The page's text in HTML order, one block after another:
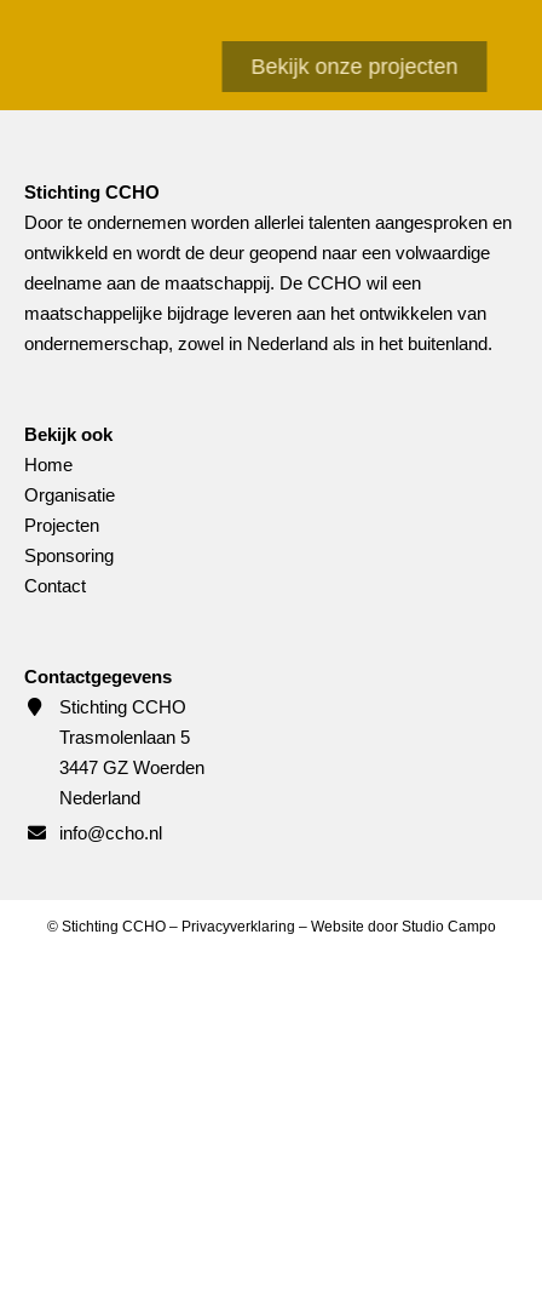
Bekijk onze projecten
Stichting CCHO
Door te ondernemen worden allerlei talenten aangesproken en
ontwikkeld en wordt de deur geopend naar een volwaardige
deelname aan de maatschappij. De CCHO wil een
maatschappelijke bijdrage leveren aan het ontwikkelen van
ondernemerschap, zowel in Nederland als in het buitenland.
Bekijk ook
Home
Organisatie
Projecten
Sponsoring
Contact
Contactgegevens
Stichting CCHO
Trasmolenlaan 5
3447 GZ Woerden
Nederland
info@ccho.nl
© Stichting CCHO – Privacyverklaring – Website door Studio Campo